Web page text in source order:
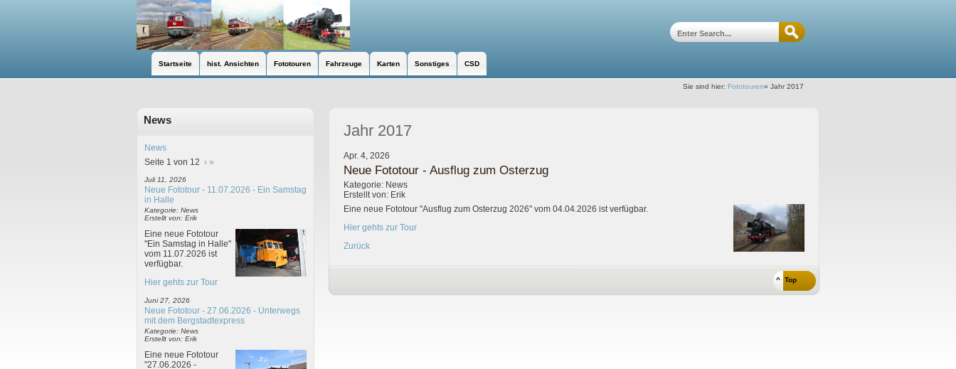
Startseite hist. Ansichten Fototouren Fahrzeuge Karten Sonstiges CSD
Sie sind hier: Fototouren»Jahr 2017
News
News
Seite 1 von 12 › »
Juli 11, 2026
Neue Fototour - 11.07.2026 - Ein Samstag
in Halle
Kategorie: News
Erstellt von: Erik
Eine neue Fototour
"Ein Samstag in Halle"
vom 11.07.2026 ist
verfügbar.
Hier gehts zur Tour
Juni 27, 2026
Neue Fototour - 27.06.2026 - Unterwegs
mit dem Bergstadtexpress
Kategorie: News
Erstellt von: Erik
Eine neue Fototour
"27.06.2026 -
Jahr 2017
Apr. 4, 2026
Neue Fototour - Ausflug zum Osterzug
Kategorie: News
Erstellt von: Erik
Eine neue Fototour "Ausflug zum Osterzug 2026" vom 04.04.2026 ist verfügbar.
Hier gehts zur Tour
Zurück
^ Top